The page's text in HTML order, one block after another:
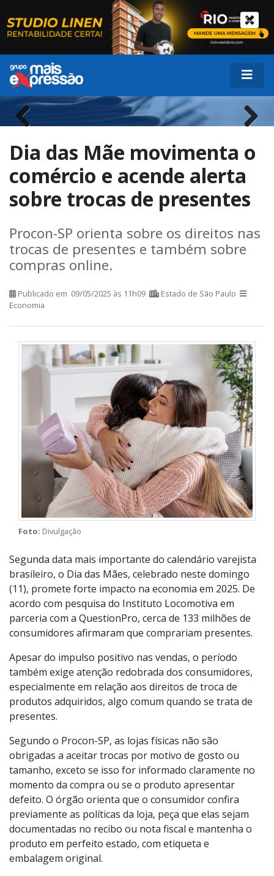
Previous Next
Dia das Mãe movimenta o
comércio e acende alerta
sobre trocas de presentes
Procon-SP orienta sobre os direitos nas
trocas de presentes e também sobre
compras online.
Publicado em 09/05/2025 às 11h09
Segunda data mais importante do calendário varejista
brasileiro, o Dia das Mães, celebrado neste domingo
(11), promete forte impacto na economia em 2025. De
acordo com pesquisa do Instituto Locomotiva em
parceria com a QuestionPro, cerca de 133 milhões de
consumidores afirmaram que comprariam presentes.
Apesar do impulso positivo nas vendas, o período
também exige atenção redobrada dos consumidores,
especialmente em relação aos direitos de troca de
produtos adquiridos, algo comum quando se trata de
presentes.
Segundo o Procon-SP, as lojas físicas não são
obrigadas a aceitar trocas por motivo de gosto ou
tamanho, exceto se isso for informado claramente no
momento da compra ou se o produto apresentar
defeito. O órgão orienta que o consumidor confira
previamente as políticas da loja, peça que elas sejam
documentadas no recibo ou nota fiscal e mantenha o
produto em perfeito estado, com etiqueta e
embalagem original.